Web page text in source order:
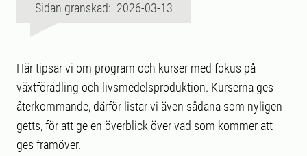
Sidan granskad: 2026-03-13
Här tipsar vi om program och kurser med fokus på
växtförädling och livsmedelsproduktion. Kurserna ges
återkommande, därför listar vi även sådana som nyligen
getts, för att ge en överblick över vad som kommer att
ges framöver.